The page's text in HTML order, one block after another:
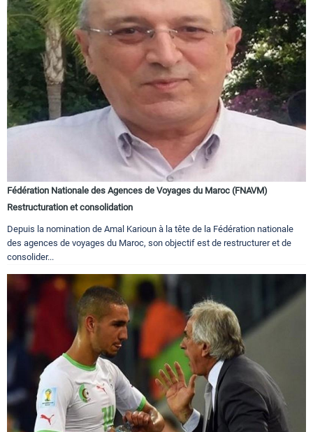
Fédération Nationale des Agences de Voyages du Maroc (FNAVM)
Restructuration et consolidation
Depuis la nomination de Amal Karioun à la tête de la Fédération nationale
des agences de voyages du Maroc, son objectif est de restructurer et de
consolider...